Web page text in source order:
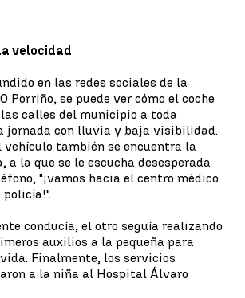
velocidad
en las redes sociales de la
Porriño, se puede ver cómo el coche
calles del municipio a toda
jornada con lluvia y baja visibilidad.
vehículo también se encuentra la
a la que se le escucha desesperada
"¡vamos hacia el centro médico
policía!".
conducía, el otro seguía realizando
auxilios a la pequeña para
Finalmente, los servicios
a la niña al Hospital Álvaro